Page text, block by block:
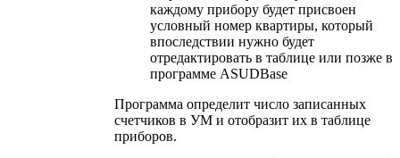
каждому прибору будет присвоен
условный номер квартиры, который
впоследствии нужно будет
отредактировать в таблице или позже в
программе ASUDBase
Программа определит число записанных
счетчиков в УМ и отобразит их в таблице
приборов.